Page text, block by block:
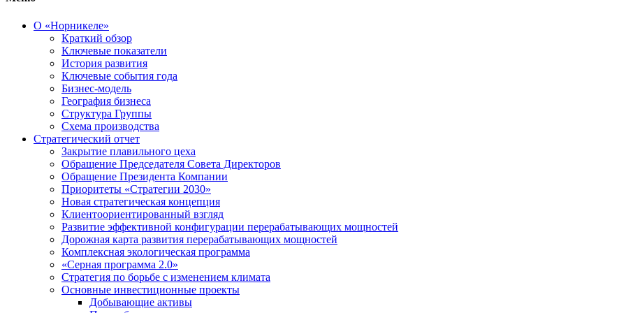
О «Норникеле»
Краткий обзор
Ключевые показатели
История развития
Ключевые события года
Бизнес-модель
География бизнеса
Структура Группы
Схема производства
Стратегический отчет
Закрытие плавильного цеха
Обращение Председателя Совета Директоров
Обращение Президента Компании
Приоритеты «Стратегии 2030»
Новая стратегическая концепция
Клиентоориентированный взгляд
Развитие эффективной конфигурации перерабатывающих мощностей
Дорожная карта развития перерабатывающих мощностей
Комплексная экологическая программа
«Серная программа 2.0»
Стратегия по борьбе с изменением климата
Основные инвестиционные проекты
Добывающие активы